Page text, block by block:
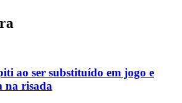
ao ser substituído em jogo e
na risada